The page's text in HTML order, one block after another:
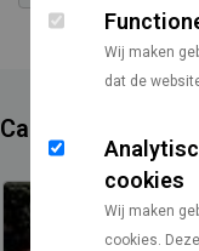
Wij maken
dat de
cookies
Wij maken
cookies.
Campings in de